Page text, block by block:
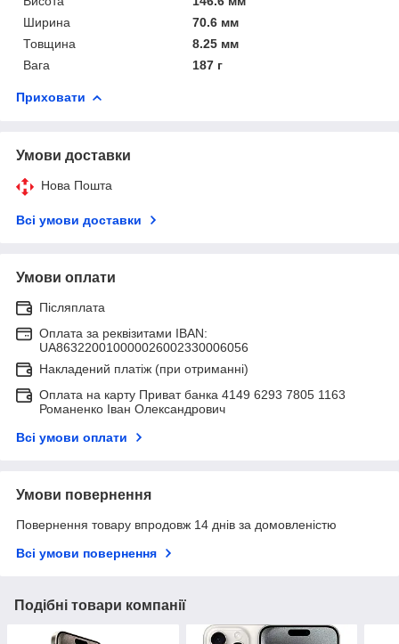
Ширина
70.6 мм
Товщина
8.25 мм
Вага
187 г
Приховати
Умови доставки
Нова Пошта
Всі умови доставки
Умови оплати
Післяплата
Оплата за реквізитами IBAN:
UA863220010000026002330006056
Накладений платіж (при отриманні)
Оплата на карту Приват банка 4149 6293 7805 1163
Романенко Іван Олександрович
Всі умови оплати
Умови повернення
Повернення товару впродовж 14 днів за домовленістю
Всі умови повернення
Подібні товари компанії